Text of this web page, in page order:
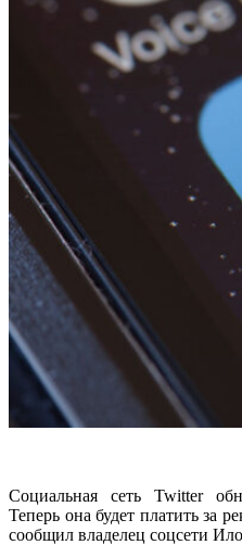
Социальная сеть Twitter
Теперь она будет платить за
сообщил владелец соцсети